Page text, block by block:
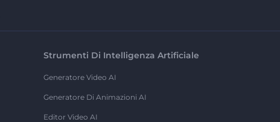
Strumenti Di Intelligenza Artificiale
Generatore Video AI
Generatore Di Animazioni AI
Editor Video AI